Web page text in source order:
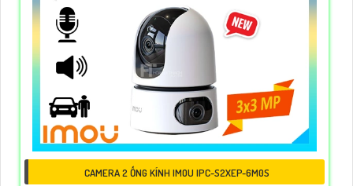
CAMERA 2 ỐNG KÍNH IMOU IPC-S2XEP-6M0S